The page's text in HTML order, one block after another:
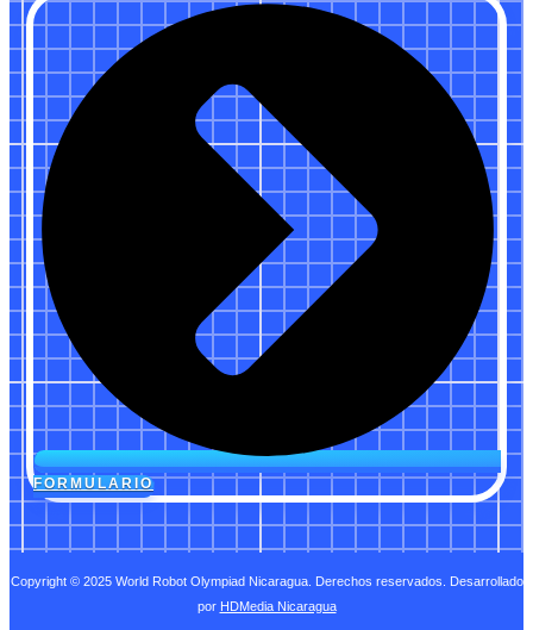
FORMULARIO
Copyright © 2025 World Robot Olympiad Nicaragua. Derechos reservados. Desarrollado
por HDMedia Nicaragua